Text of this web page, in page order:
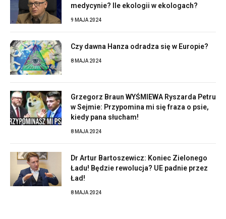
medycynie? Ile ekologii w ekologach?
9 MAJA 2024
Czy dawna Hanza odradza się w Europie?
8 MAJA 2024
Grzegorz Braun WYŚMIEWA Ryszarda Petru
w Sejmie: Przypomina mi się fraza o psie,
kiedy pana słucham!
8 MAJA 2024
Dr Artur Bartoszewicz: Koniec Zielonego
Ładu! Będzie rewolucja? UE padnie przez
Ład!
8 MAJA 2024